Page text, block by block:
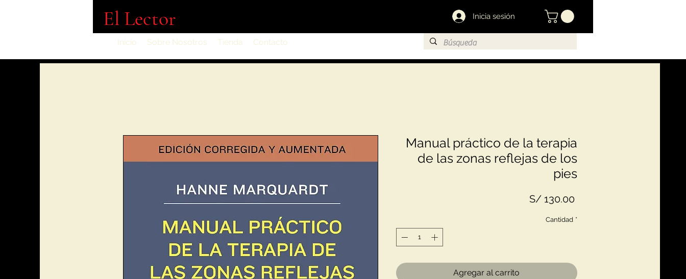
El Lector Inicia sesión
Inicio Sobre Nosotros Tienda Contacto
Manual práctico de la terapia
de las zonas reflejas de los
pies
S/ 130.00Precio
Cantidad *
Agregar al carrito